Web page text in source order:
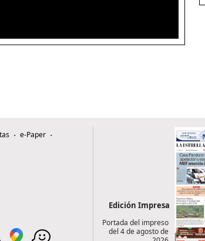
e-Paper
Edición Impresa
Portada del impreso
del 4 de agosto de